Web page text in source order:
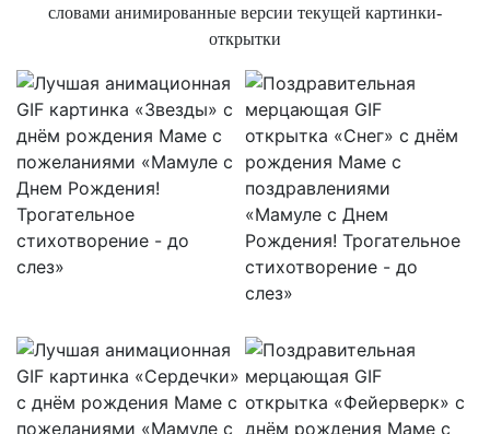
словами анимированные версии текущей картинки-
открытки